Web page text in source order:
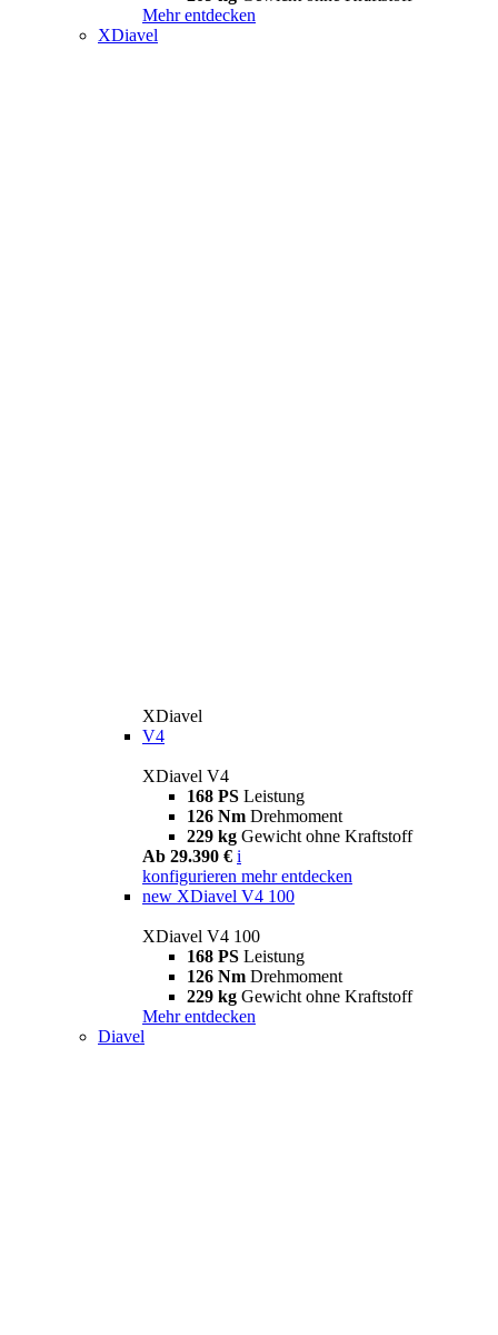
Mehr entdecken
XDiavel
XDiavel
V4
XDiavel V4
168 PS Leistung
126 Nm Drehmoment
229 kg Gewicht ohne Kraftstoff
Ab 29.390 € i
konfigurieren mehr entdecken
new XDiavel V4 100
XDiavel V4 100
168 PS Leistung
126 Nm Drehmoment
229 kg Gewicht ohne Kraftstoff
Mehr entdecken
Diavel